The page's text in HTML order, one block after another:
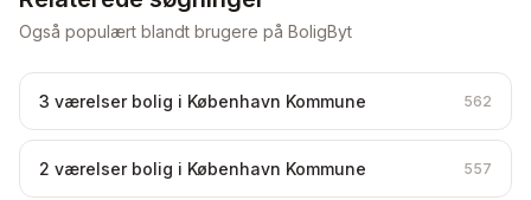
Også populært blandt brugere på BoligByt
3 værelser bolig i København Kommune 562
2 værelser bolig i København Kommune 557